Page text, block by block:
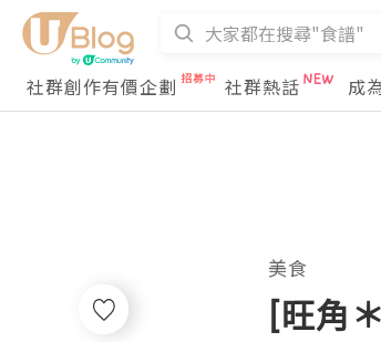
社群創作有價企劃
社群熱話 成
美食
[旺角